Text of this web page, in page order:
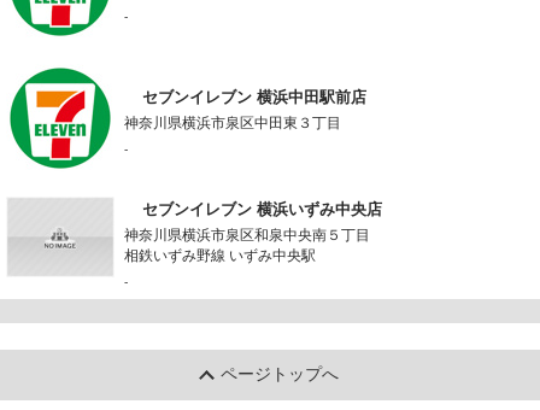
-
セブンイレブン 横浜中田駅前店
神奈川県横浜市泉区中田東３丁目
-
セブンイレブン 横浜いずみ中央店
神奈川県横浜市泉区和泉中央南５丁目
相鉄いずみ野線 いずみ中央駅
-
ページトップへ